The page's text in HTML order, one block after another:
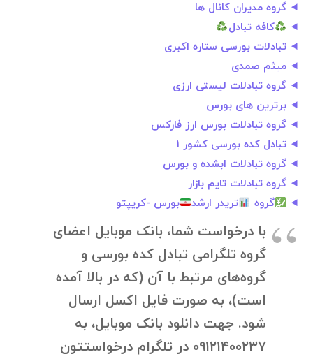
گروه مدیران کانال ها
کافه تبادل
تبادلات بورسی ستاره اکبری
میثم صمدی
گروه تبادلات لیستی ارزی
برترین های بورس
گروه تبادلات بورس ارز فارکس
تبادل کده بورسی کشور ۱
گروه تبادلات ابشده و بورس
گروه تبادلات تایم بازار
گروه
تریدر ارشد بورس -کریپتو
با درخواست شما، بانک موبایل اعضای
گروه تلگرامی تبادل کده بورسی و
گروه‌های مرتبط با آن (که در بالا آمده
است)، به صورت فایل اکسل ارسال
شود. جهت دانلود بانک موبایل، به
۰۹۱۲۱۴۰۰۲۳۷ در تلگرام درخواستتون